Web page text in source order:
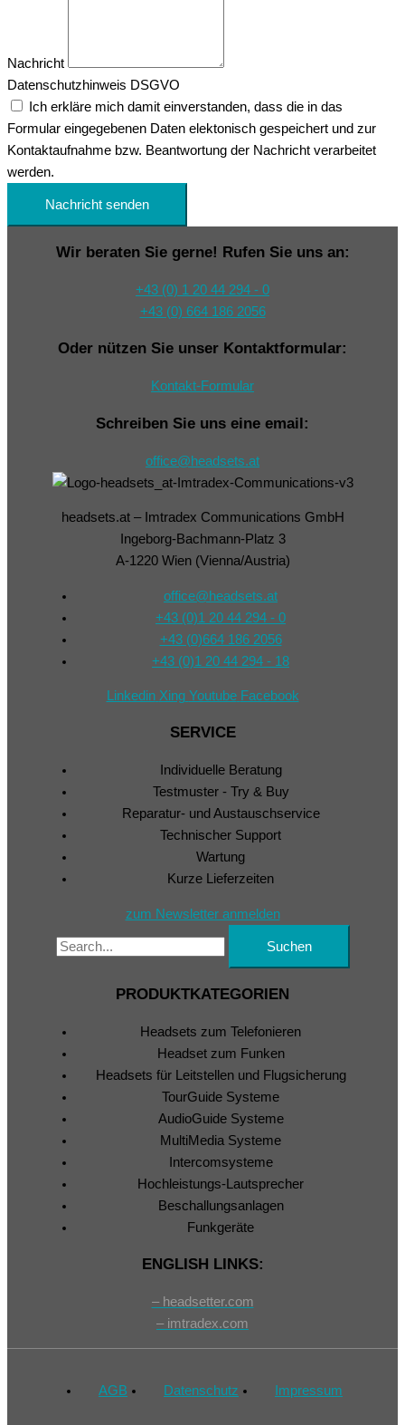
Nachricht
Datenschutzhinweis DSGVO
Ich erkläre mich damit einverstanden, dass die in das
Formular eingegebenen Daten elektonisch gespeichert und zur
Kontaktaufnahme bzw. Beantwortung der Nachricht verarbeitet
werden.
Nachricht senden
Wir beraten Sie gerne! Rufen Sie uns an:
+43 (0) 1 20 44 294 - 0
+43 (0) 664 186 2056
Oder nützen Sie unser Kontaktformular:
Kontakt-Formular
Schreiben Sie uns eine email:
office@headsets.at
headsets.at – Imtradex Communications GmbH
Ingeborg-Bachmann-Platz 3
A-1220 Wien (Vienna/Austria)
office@headsets.at
+43 (0)1 20 44 294 - 0
+43 (0)664 186 2056
+43 (0)1 20 44 294 - 18
Linkedin Xing Youtube Facebook
SERVICE
Individuelle Beratung
Testmuster - Try & Buy
Reparatur- und Austauschservice
Technischer Support
Wartung
Kurze Lieferzeiten
zum Newsletter anmelden
PRODUKTKATEGORIEN
Headsets zum Telefonieren
Headset zum Funken
Headsets für Leitstellen und Flugsicherung
TourGuide Systeme
AudioGuide Systeme
MultiMedia Systeme
Intercomsysteme
Hochleistungs-Lautsprecher
Beschallungsanlagen
Funkgeräte
ENGLISH LINKS:
– headsetter.com
– imtradex.com
AGB Datenschutz Impressum